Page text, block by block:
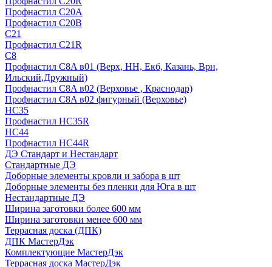
Профнастил С20А
Профнастил С20В
C21
Профнастил С21R
C8
Профнастил С8A в01 (Верх, НН, Екб, Казань, Врн,
Ильский,Дружный)
Профнастил С8A в02 (Верховье , Краснодар)
Профнастил С8A в02 фигурный (Верховье)
HС35
Профнастил HC35R
НС44
Профнастил НС44R
ДЭ Стандарт и Нестандарт
Стандартные ДЭ
Доборные элементы кровли и забора в шт
Доборные элементы без пленки для Юга в шт
Нестандартные ДЭ
Ширина заготовки более 600 мм
Ширина заготовки менее 600 мм
Террасная доска (ДПК)
ДПК МастерДэк
Комплектующие МастерДэк
Террасная доска МастерДэк